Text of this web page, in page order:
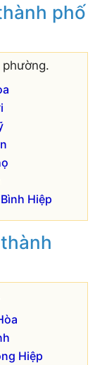
phố
Hiệp
Hiệp